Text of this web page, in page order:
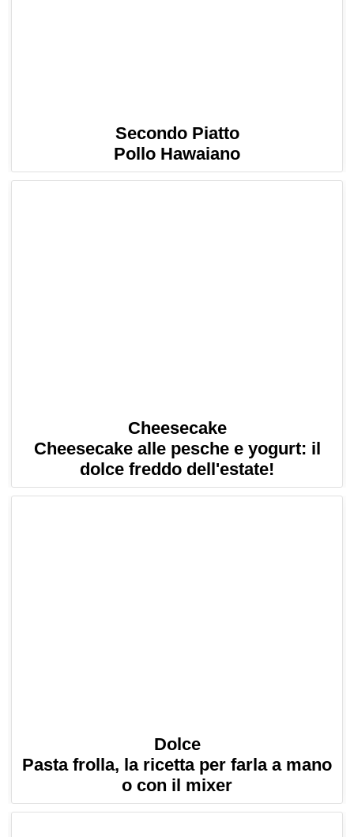
Secondo Piatto
Pollo Hawaiano
Cheesecake
Cheesecake alle pesche e yogurt: il
dolce freddo dell'estate!
Dolce
Pasta frolla, la ricetta per farla a mano
o con il mixer